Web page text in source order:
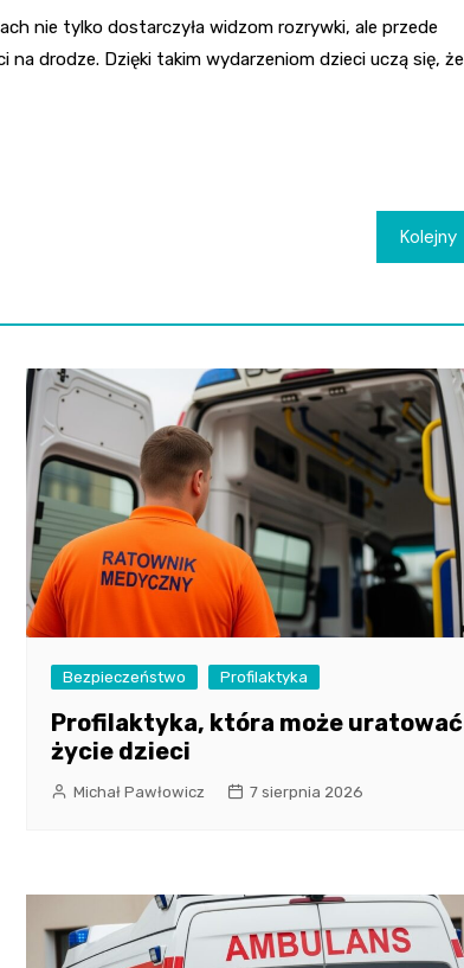
nie tylko dostarczyła widzom rozrywki, ale przede
drodze. Dzięki takim wydarzeniom dzieci uczą się, że
Kolejny
Bezpieczeństwo Profilaktyka
Profilaktyka, która może uratować
życie dzieci
Michał Pawłowicz 7 sierpnia 2026